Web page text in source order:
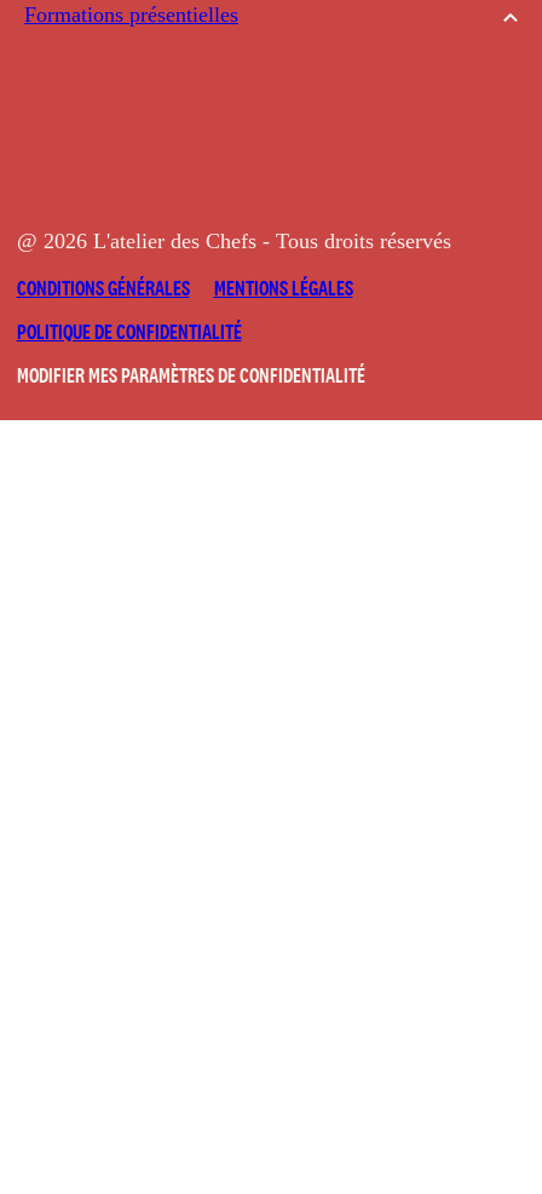
Formations présentielles
@ 2026 L'atelier des Chefs - Tous droits réservés
CONDITIONS GÉNÉRALES
MENTIONS LÉGALES
POLITIQUE DE CONFIDENTIALITÉ
MODIFIER MES PARAMÈTRES DE CONFIDENTIALITÉ